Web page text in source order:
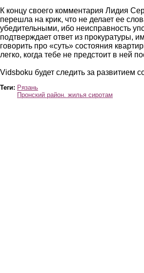
К концу своего комментария Лидия
перешла на крик, что не делает ее
убедительными, ибо неисправность
подтверждает ответ из прокуратуры,
говорить про «суть» состояния
легко, когда тебе не предстоит в ней
Vidsboku будет следить за развитием
Теги: Рязань
Пронский район. жилья сиротам